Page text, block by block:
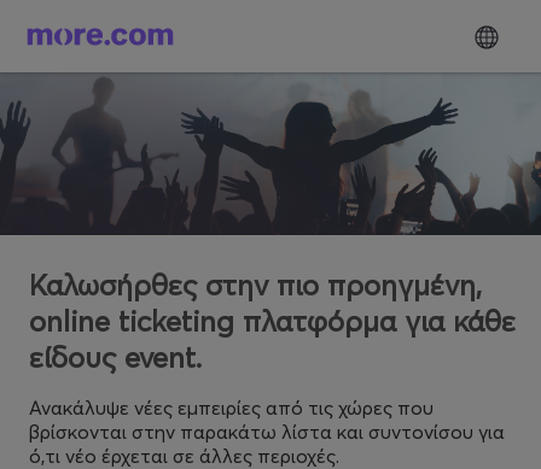
Καλωσήρθες στην πιο προηγμένη,
online ticketing πλατφόρμα για κάθε
είδους event.
Ανακάλυψε νέες εμπειρίες από τις χώρες που
βρίσκονται στην παρακάτω λίστα και συντονίσου για
ό,τι νέο έρχεται σε άλλες περιοχές.